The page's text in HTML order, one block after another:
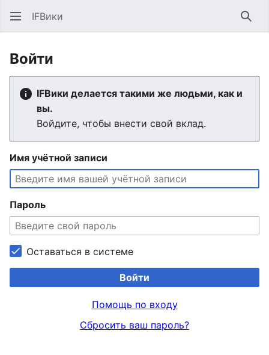
IFВики
Войти
IFВики делается такими же людьми, как и
вы.
Войдите, чтобы внести свой вклад.
Имя учётной записи
Пароль
Оставаться в системе
Войти
Помощь по входу
Сбросить ваш пароль?